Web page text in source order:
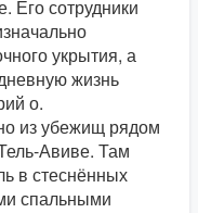
Его сотрудники
укрытия, а
жизнь
о.
из убежищ рядом
Авиве. Там
в стеснённых
спальными